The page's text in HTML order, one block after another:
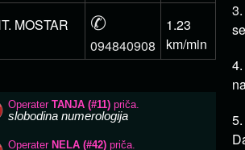
MOSTAR
✆
094840908
1.23
km/min